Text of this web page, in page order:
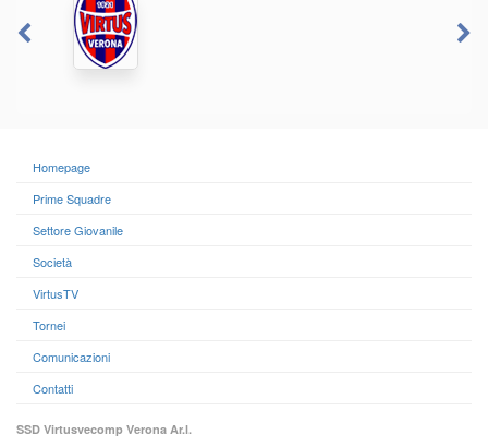
Homepage
Prime Squadre
Settore Giovanile
Società
VirtusTV
Tornei
Comunicazioni
Contatti
SSD Virtusvecomp Verona Ar.l.